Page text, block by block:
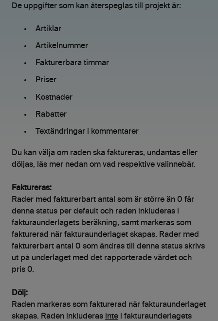
De uppgifter som kan återspeglas till projekt är:
Artiklar
Artikelnummer
Fakturerbara timmar
Priser
Kostnader
Rabatter
Textändringar i kommentarer
Du kan välja om raden ska faktureras, undantas eller
döljas, läs mer nedan om vad respektive valinnebär.
Faktureras:
Rader med fakturerbart antal som är större än 0 får
denna status per default och raden inkluderas i
fakturaunderlagets beräkning, samt markeras som
fakturerad när fakturaunderlaget skapas. Rader med
fakturerbart antal 0 som ändras till denna status skrivs
ut på underlaget med det rapporterade värdet och
pris 0.
Dölj:
Raden markeras som fakturerad när fakturaunderlaget
skapas. Raden inkluderas inte i fakturaunderlagets